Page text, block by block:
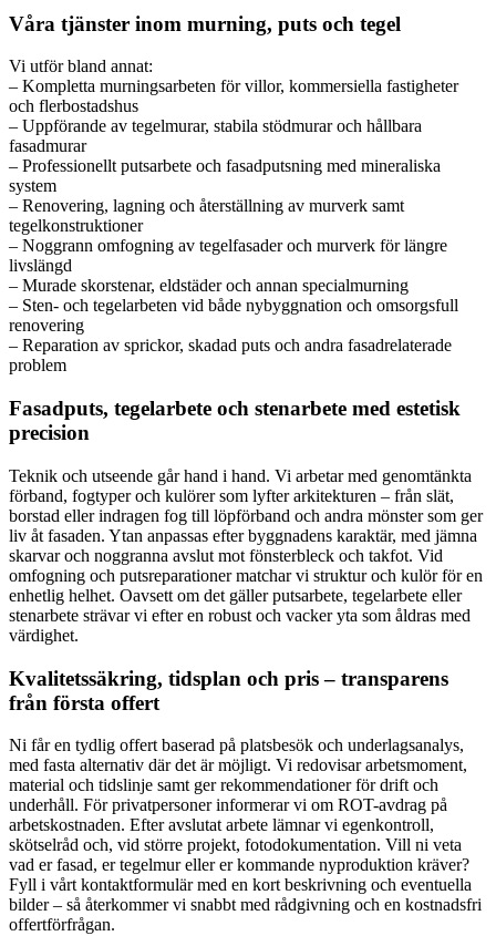
Våra tjänster inom murning, puts och tegel
Vi utför bland annat:
– Kompletta murningsarbeten för villor, kommersiella fastigheter
och flerbostadshus
– Uppförande av tegelmurar, stabila stödmurar och hållbara
fasadmurar
– Professionellt putsarbete och fasadputsning med mineraliska
system
– Renovering, lagning och återställning av murverk samt
tegelkonstruktioner
– Noggrann omfogning av tegelfasader och murverk för längre
livslängd
– Murade skorstenar, eldstäder och annan specialmurning
– Sten- och tegelarbeten vid både nybyggnation och omsorgsfull
renovering
– Reparation av sprickor, skadad puts och andra fasadrelaterade
problem
Fasadputs, tegelarbete och stenarbete med estetisk
precision
Teknik och utseende går hand i hand. Vi arbetar med genomtänkta
förband, fogtyper och kulörer som lyfter arkitekturen – från slät,
borstad eller indragen fog till löpförband och andra mönster som ger
liv åt fasaden. Ytan anpassas efter byggnadens karaktär, med jämna
skarvar och noggranna avslut mot fönsterbleck och takfot. Vid
omfogning och putsreparationer matchar vi struktur och kulör för en
enhetlig helhet. Oavsett om det gäller putsarbete, tegelarbete eller
stenarbete strävar vi efter en robust och vacker yta som åldras med
värdighet.
Kvalitetssäkring, tidsplan och pris – transparens
från första offert
Ni får en tydlig offert baserad på platsbesök och underlagsanalys,
med fasta alternativ där det är möjligt. Vi redovisar arbetsmoment,
material och tidslinje samt ger rekommendationer för drift och
underhåll. För privatpersoner informerar vi om ROT-avdrag på
arbetskostnaden. Efter avslutat arbete lämnar vi egenkontroll,
skötselråd och, vid större projekt, fotodokumentation. Vill ni veta
vad er fasad, er tegelmur eller er kommande nyproduktion kräver?
Fyll i vårt kontaktformulär med en kort beskrivning och eventuella
bilder – så återkommer vi snabbt med rådgivning och en kostnadsfri
offertförfrågan.